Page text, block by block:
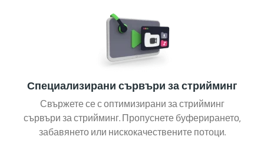
Специализирани сървъри за стрийминг
Свържете се с оптимизирани за стрийминг
сървъри за стрийминг. Пропуснете буферирането,
забавянето или нискокачествените потоци.